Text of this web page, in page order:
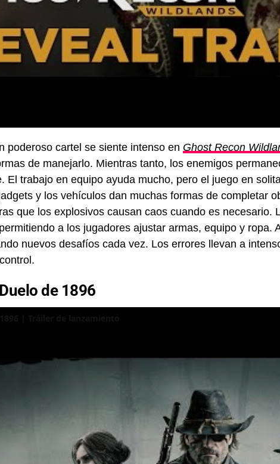
poderoso cartel se siente intenso en Ghost Recon
de manejarlo. Mientras tanto, los enemigos
El trabajo en equipo ayuda mucho, pero el juego en
y los vehículos dan muchas formas de completar
que los explosivos causan caos cuando es necesario.
a los jugadores ajustar armas, equipo y ropa.
nuevos desafíos cada vez. Los errores llevan a
de 1896